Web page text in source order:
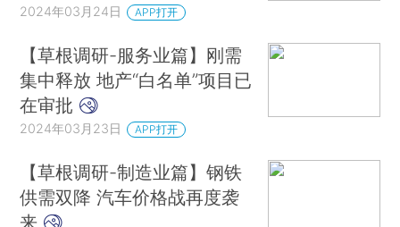
2024年03月24日 APP打开
【草根调研-服务业篇】刚需
集中释放 地产“白名单”项目已
在审批
2024年03月23日 APP打开
【草根调研-制造业篇】钢铁
供需双降 汽车价格战再度袭
来